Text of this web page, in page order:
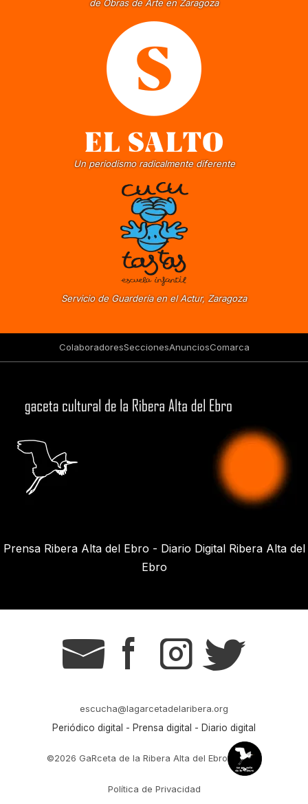
de Obras de Arte en Zaragoza
Un periodismo radicalmente diferente
Servicio de Guardería en el Actur, Zaragoza
ColaboradoresSeccionesAnunciosComarca
Prensa Ribera Alta del Ebro - Diario Digital Ribera Alta del
Ebro
g s t r
escucha@lagarcetadelaribera.org
Periódico digital - Prensa digital - Diario digital
©2026 GaRceta de la Ribera Alta del Ebro
Política de Privacidad